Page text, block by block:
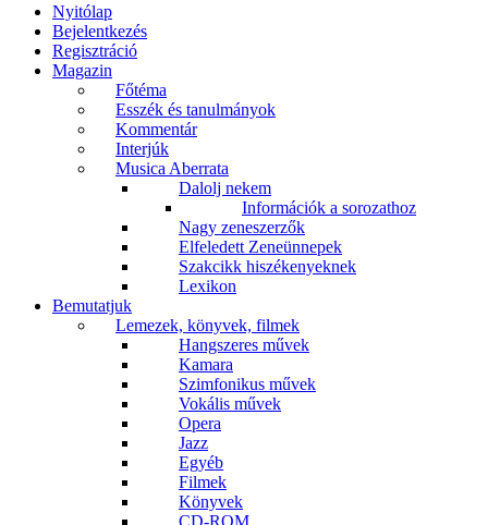
Nyitólap
Bejelentkezés
Regisztráció
Magazin
Főtéma
Esszék és tanulmányok
Kommentár
Interjúk
Musica Aberrata
Dalolj nekem
Információk a sorozathoz
Nagy zeneszerzők
Elfeledett Zeneünnepek
Szakcikk hiszékenyeknek
Lexikon
Bemutatjuk
Lemezek, könyvek, filmek
Hangszeres művek
Kamara
Szimfonikus művek
Vokális művek
Opera
Jazz
Egyéb
Filmek
Könyvek
CD-ROM